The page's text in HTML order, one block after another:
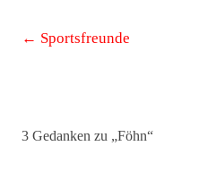
Beitrags-
← Sportsfreunde
3 Gedanken zu „Föhn“